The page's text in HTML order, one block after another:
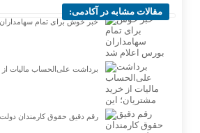
مقالات مشابه در آکادمی:
خبر خوش برای تمام
برداشت علی‌الحساب مالیات
رقم دقیق حقوق کارمندان دولت در ۱۴۰۵